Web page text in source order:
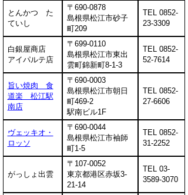
とんかつ た
ていし
〒690-0878
島根県松江市砂子
町209
TEL 0852-
23-3309
白銀屋商店
アイパルテ店
〒699-0110
島根県松江市東出
雲町錦新町8-1-3
TEL 0852-
52-7614
旨い焼肉 食
道楽 松江駅
南店
〒690-0003
島根県松江市朝日
町469-2
駅南ビル1F
TEL 0852-
27-6606
ヴェッキオ・
ロッソ
〒690-0044
島根県松江市袖師
町1-5
TEL 0852-
31-2252
がっしょ出雲
〒107-0052
東京都港区赤坂3-
21-14
TEL 03-
3589-3070